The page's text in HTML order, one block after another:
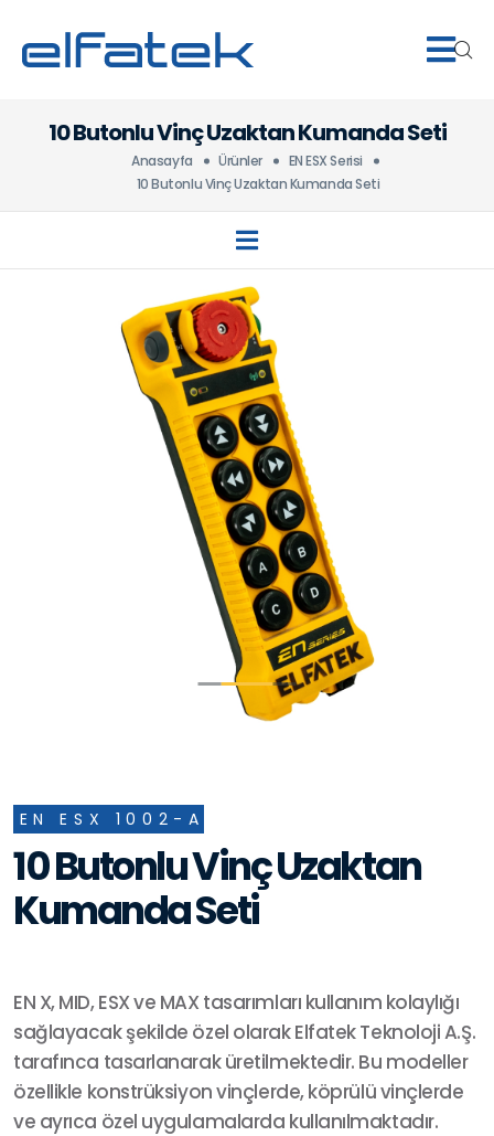
10 Butonlu Vinç Uzaktan Kumanda Seti
Anasayfa Ürünler
EN ESX Serisi
10 Butonlu Vinç Uzaktan Kumanda Seti
EN ESX 1002-A
10 Butonlu Vinç Uzaktan
Kumanda Seti
EN X, MID, ESX ve MAX tasarımları kullanım kolaylığı
sağlayacak şekilde özel olarak Elfatek Teknoloji A.Ş.
tarafınca tasarlanarak üretilmektedir. Bu modeller
özellikle konstrüksiyon vinçlerde, köprülü vinçlerde
ve ayrıca özel uygulamalarda kullanılmaktadır.